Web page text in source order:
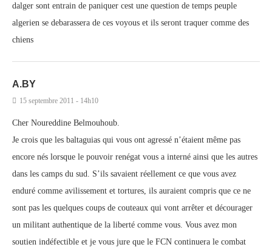
dalger sont entrain de paniquer cest une question de temps peuple
algerien se debarassera de ces voyous et ils seront traquer comme des
chiens
A.BY
15 septembre 2011 - 14h10
Cher Noureddine Belmouhoub.
Je crois que les baltaguias qui vous ont agressé n’étaient même pas
encore nés lorsque le pouvoir renégat vous a interné ainsi que les autres
dans les camps du sud. S’ils savaient réellement ce que vous avez
enduré comme avilissement et tortures, ils auraient compris que ce ne
sont pas les quelques coups de couteaux qui vont arrêter et décourager
un militant authentique de la liberté comme vous. Vous avez mon
soutien indéfectible et je vous jure que le FCN continuera le combat